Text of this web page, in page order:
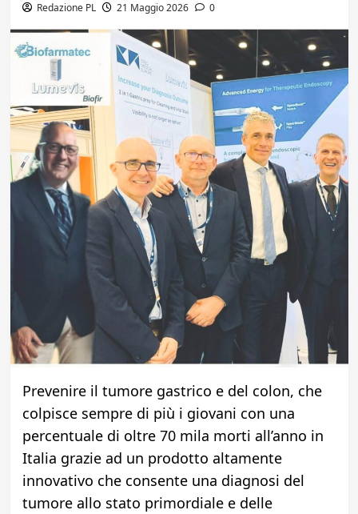
Redazione PL 21 Maggio 2026 0
Prevenire il tumore gastrico e del colon, che
colpisce sempre di più i giovani con una
percentuale di oltre 70 mila morti all’anno in
Italia grazie ad un prodotto altamente
innovativo che consente una diagnosi del
tumore allo stato primordiale e delle